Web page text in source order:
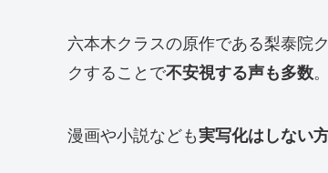
六本木クラスの原作である梨泰院
クすることで不安視する声も多数。
漫画や小説なども実写化はしない